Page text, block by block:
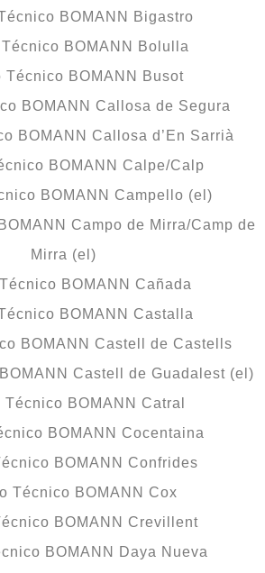
BOMANN Bigastro
BOMANN Bolulla
Técnico BOMANN Busot
BOMANN Callosa de Segura
BOMANN Callosa d’En Sarrià
BOMANN Calpe/Calp
BOMANN Campello (el)
Campo de Mirra/Camp de
Mirra (el)
BOMANN Cañada
BOMANN Castalla
BOMANN Castell de Castells
Castell de Guadalest (el)
BOMANN Catral
BOMANN Cocentaina
BOMANN Confrides
Técnico BOMANN Cox
BOMANN Crevillent
BOMANN Daya Nueva